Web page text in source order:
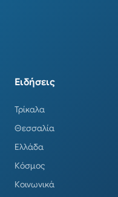
Ειδήσεις
Τρίκαλα
Θεσσαλία
Ελλάδα
Κόσμος
Κοινωνικά